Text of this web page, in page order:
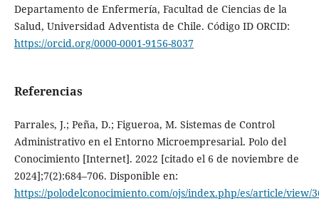
Departamento de Enfermería, Facultad de Ciencias de la
Salud, Universidad Adventista de Chile. Código ID ORCID:
https://orcid.org/0000-0001-9156-8037
Referencias
Parrales, J.; Peña, D.; Figueroa, M. Sistemas de Control
Administrativo en el Entorno Microempresarial. Polo del
Conocimiento [Internet]. 2022 [citado el 6 de noviembre de
2024];7(2):684–706. Disponible en:
https://polodelconocimiento.com/ojs/index.php/es/article/view/